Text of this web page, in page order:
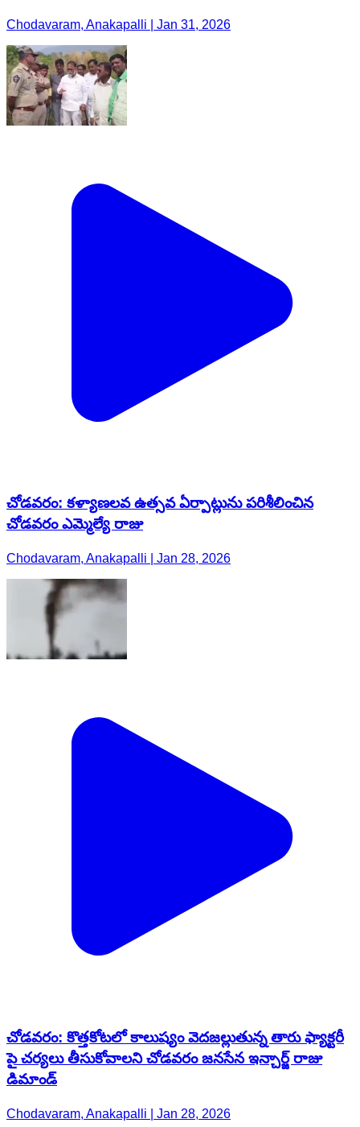
Chodavaram, Anakapalli | Jan 31, 2026
చోడవరం: కళ్యాణలవ ఉత్సవ ఏర్పాట్లును పరిశీలించిన
చోడవరం ఎమ్మెల్యే రాజు
Chodavaram, Anakapalli | Jan 28, 2026
చోడవరం: కొత్తకోటలో కాలుష్యం వెదజల్లుతున్న తారు ఫ్యాక్టరీ
పై చర్యలు తీసుకోవాలని చోడవరం జనసేన ఇన్చార్జ్ రాజు
డిమాండ్
Chodavaram, Anakapalli | Jan 28, 2026